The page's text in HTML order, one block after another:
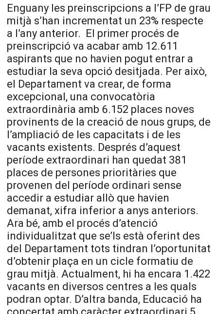
Enguany les preinscripcions a l’FP de grau
mitjà s’han incrementat un 23% respecte
a l’any anterior. El primer procés de
preinscripció va acabar amb 12.611
aspirants que no havien pogut entrar a
estudiar la seva opció desitjada. Per això,
el Departament va crear, de forma
excepcional, una convocatòria
extraordinària amb 6.152 places noves
provinents de la creació de nous grups, de
l’ampliació de les capacitats i de les
vacants existents. Després d’aquest
període extraordinari han quedat 381
places de persones prioritàries que
provenen del període ordinari sense
accedir a estudiar allò que havien
demanat, xifra inferior a anys anteriors.
Ara bé, amb el procés d’atenció
individualitzat que se’ls està oferint des
del Departament tots tindran l’oportunitat
d’obtenir plaça en un cicle formatiu de
grau mitjà. Actualment, hi ha encara 1.422
vacants en diversos centres a les quals
podran optar. D’altra banda, Educació ha
concertat amb caràcter extraordinari 5